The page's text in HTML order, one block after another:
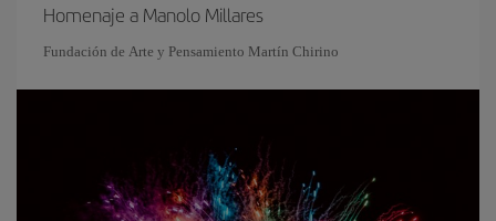
Homenaje a Manolo Millares
Fundación de Arte y Pensamiento Martín Chirino